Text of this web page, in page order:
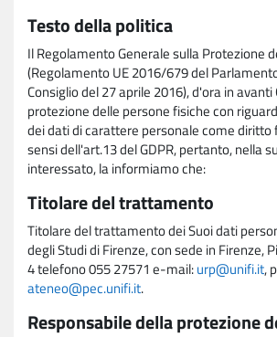
Testo della politica
Il Regolamento Generale sulla Protezione
(Regolamento UE 2016/679 del
Consiglio del 27 aprile 2016), d'ora in avanti
protezione delle persone fisiche con
dei dati di carattere personale come diritto
sensi dell'art.13 del GDPR, pertanto, nella
interessato, la informiamo che:
Titolare del trattamento
Titolare del trattamento dei Suoi dati
degli Studi di Firenze, con sede in Firenze,
4 telefono 055 27571 e-mail:urp@unifi.it,
ateneo@pec.unifi.it.
Responsabile della protezione